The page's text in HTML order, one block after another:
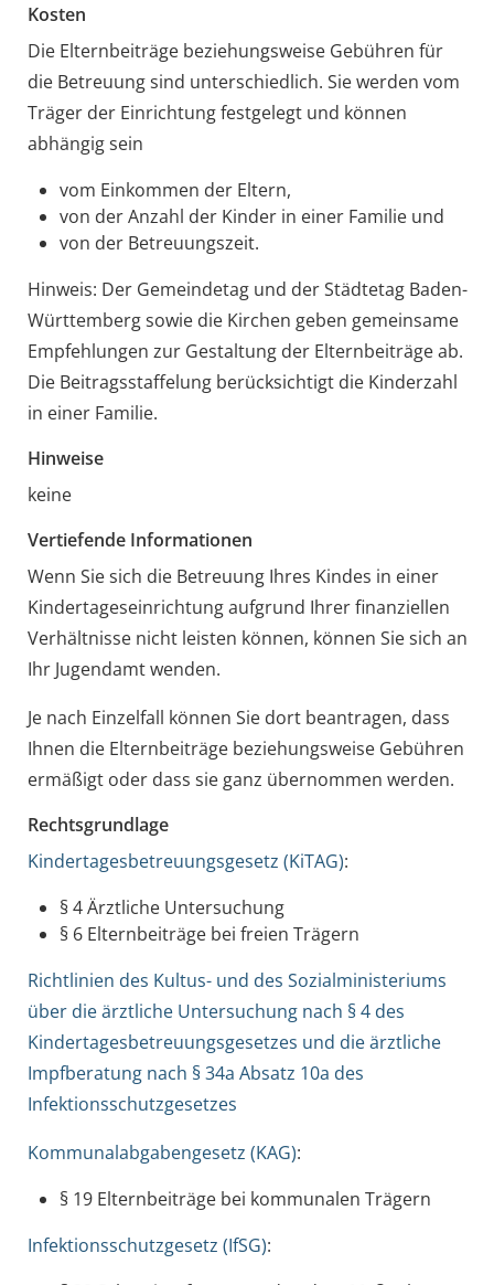
Kosten
Die Elternbeiträge beziehungsweise Gebühren für
die Betreuung sind unterschiedlich. Sie werden vom
Träger der Einrichtung festgelegt und können
abhängig sein
vom Einkommen der Eltern,
von der Anzahl der Kinder in einer Familie und
von der Betreuungszeit.
Hinweis: Der Gemeindetag und der Städtetag Baden-
Württemberg sowie die Kirchen geben gemeinsame
Empfehlungen zur Gestaltung der Elternbeiträge ab.
Die Beitragsstaffelung berücksichtigt die Kinderzahl
in einer Familie.
Hinweise
keine
Vertiefende Informationen
Wenn Sie sich die Betreuung Ihres Kindes in einer
Kindertageseinrichtung aufgrund Ihrer finanziellen
Verhältnisse nicht leisten können, können Sie sich an
Ihr Jugendamt wenden.
Je nach Einzelfall können Sie dort beantragen, dass
Ihnen die Elternbeiträge beziehungsweise Gebühren
ermäßigt oder dass sie ganz übernommen werden.
Rechtsgrundlage
Kindertagesbetreuungsgesetz (KiTAG):
§ 4 Ärztliche Untersuchung
§ 6 Elternbeiträge bei freien Trägern
Richtlinien des Kultus- und des Sozialministeriums
über die ärztliche Untersuchung nach § 4 des
Kindertagesbetreuungsgesetzes und die ärztliche
Impfberatung nach § 34a Absatz 10a des
Infektionsschutzgesetzes
Kommunalabgabengesetz (KAG):
§ 19 Elternbeiträge bei kommunalen Trägern
Infektionsschutzgesetz (IfSG):